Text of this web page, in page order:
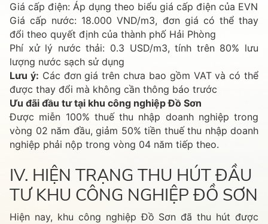
Giá cấp điện: Áp dụng theo biểu giá cấp điện của EVN
Giá cấp nước: 18.000 VND/m3, đơn giá có thể thay
đổi theo quyết định của thành phố Hải Phòng
Phí xử lý nước thải: 0.3 USD/m3, tính trên 80% lưu
lượng nước sạch sử dụng
Lưu ý: Các đơn giá trên chưa bao gồm VAT và có thể
được thay đổi mà không cần thông báo trước
Ưu đãi đầu tư tại khu công nghiệp Đồ Sơn
Được miễn 100% thuế thu nhập doanh nghiệp trong
vòng 02 năm đầu, giảm 50% tiền thuế thu nhập doanh
nghiệp phải nộp trong vòng 04 năm tiếp theo.
IV. HIỆN TRẠNG THU HÚT ĐẦU
TƯ KHU CÔNG NGHIỆP ĐỒ SƠN
Hiện nay, khu công nghiệp Đồ Sơn đã thu hút được